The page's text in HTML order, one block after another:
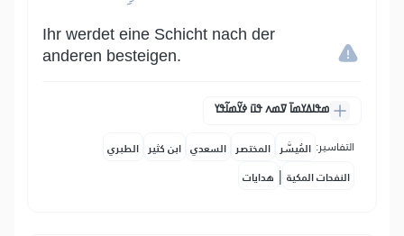
Ihr werdet eine Schicht nach der
anderen besteigen.
ߘߟߊߡߌߘߊ߫ ߜߘߍ ߟߎ߫ ߦߌ߬ߘߊ߬ߟߌ
التفاسير: المُيسَّر المختصر السعدي ابن كثير الطبري
النفحات المكية | هدايات